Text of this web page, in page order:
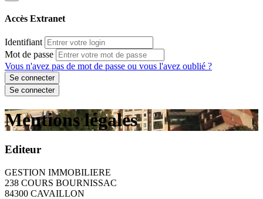
Accès Extranet
Identifiant
Mot de passe
Vous n'avez pas de mot de passe ou vous l'avez oublié ?
Mentions légales
Editeur
GESTION IMMOBILIERE
238 COURS BOURNISSAC
84300 CAVAILLON